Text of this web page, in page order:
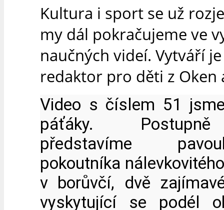
Kultura i sport se už
my dál pokračujeme ve
naučných videí. Vytváří
redaktor pro děti z Oken
Video s číslem 51
páťáky.
představíme
pokoutníka
v borůvčí, dvě
vyskytující se podél